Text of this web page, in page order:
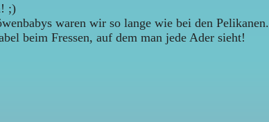
;)
waren wir so lange wie bei den
beim Fressen, auf dem man jede Ader sieht!